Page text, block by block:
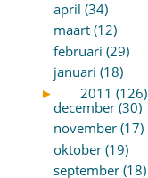
april (34)
maart (12)
februari (29)
januari (18)
►
2011 (126)
december (30)
november (17)
oktober (19)
september (18)